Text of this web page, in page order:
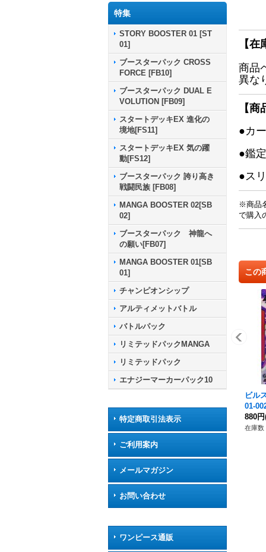
特集
STORY BOOSTER 01 [ST
01]
ブースターパック CROSS
FORCE [FB10]
ブースターパック DUAL E
VOLUTION [FB09]
スタートデッキEX 進化の
境地[FS11]
スタートデッキEX 気の躍
動[FS12]
ブースターパック 誇り高き
戦闘民族 [FB08]
MANGA BOOSTER 02[SB
02]
ブースターパック 神龍へ
の願い[FB07]
MANGA BOOSTER 01[SB
01]
チャンピオンシップ
アルティメットバトル
バトルパック
リミテッドパックMANGA
リミテッドパック
エナジーマーカーパック10
特定商取引法表示
ご利用案内
メールマガジン
お問い合わせ
ワンピース通販
【
商品
異な
【
●カ
●鑑
●ス
※商品
で購入
この
ビル
01-
880円
在庫数